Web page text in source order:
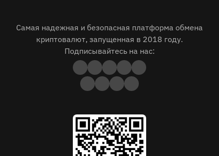
Самая надежная и безопасная платформа обмена
криптовалют, запущенная в 2018 году.
Подписывайтесь на нас: